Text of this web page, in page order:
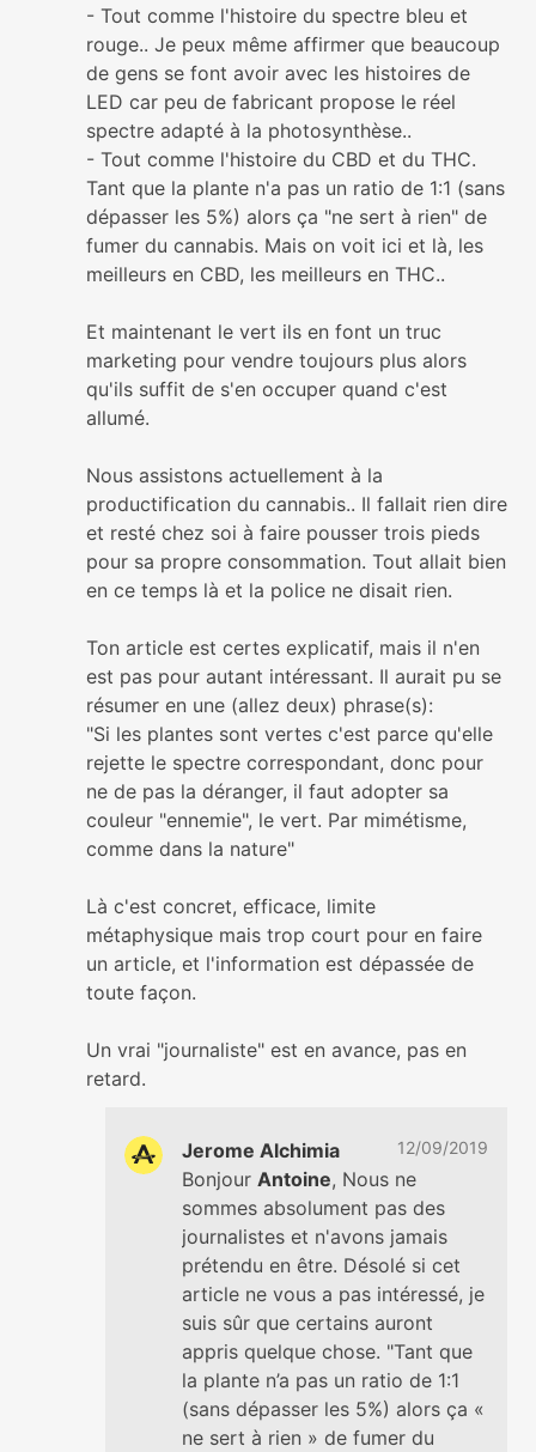
- Tout comme l'histoire du spectre bleu et
rouge.. Je peux même affirmer que beaucoup
de gens se font avoir avec les histoires de
LED car peu de fabricant propose le réel
spectre adapté à la photosynthèse..
- Tout comme l'histoire du CBD et du THC.
Tant que la plante n'a pas un ratio de 1:1 (sans
dépasser les 5%) alors ça "ne sert à rien" de
fumer du cannabis. Mais on voit ici et là, les
meilleurs en CBD, les meilleurs en THC..
Et maintenant le vert ils en font un truc
marketing pour vendre toujours plus alors
qu'ils suffit de s'en occuper quand c'est
allumé.
Nous assistons actuellement à la
productification du cannabis.. Il fallait rien dire
et resté chez soi à faire pousser trois pieds
pour sa propre consommation. Tout allait bien
en ce temps là et la police ne disait rien.
Ton article est certes explicatif, mais il n'en
est pas pour autant intéressant. Il aurait pu se
résumer en une (allez deux) phrase(s):
"Si les plantes sont vertes c'est parce qu'elle
rejette le spectre correspondant, donc pour
ne de pas la déranger, il faut adopter sa
couleur "ennemie", le vert. Par mimétisme,
comme dans la nature"
Là c'est concret, efficace, limite
métaphysique mais trop court pour en faire
un article, et l'information est dépassée de
toute façon.
Un vrai "journaliste" est en avance, pas en
retard.
Jerome Alchimia 12/09/2019
Bonjour Antoine, Nous ne
sommes absolument pas des
journalistes et n'avons jamais
prétendu en être. Désolé si cet
article ne vous a pas intéressé, je
suis sûr que certains auront
appris quelque chose. "Tant que
la plante n’a pas un ratio de 1:1
(sans dépasser les 5%) alors ça «
ne sert à rien » de fumer du